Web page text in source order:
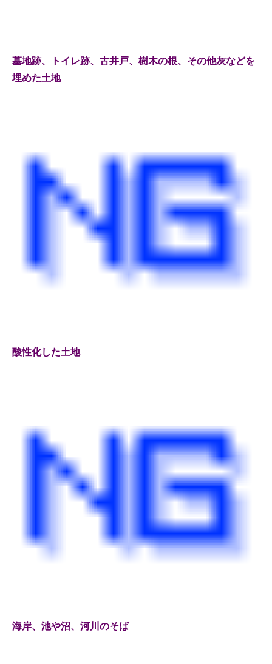
墓地跡、トイレ跡、古井戸、樹木の根、その他灰などを
埋めた土地
酸性化した土地
海岸、池や沼、河川のそば